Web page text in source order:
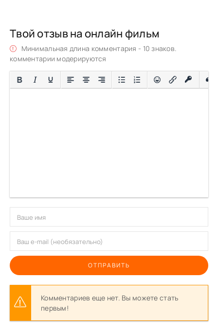
Твой отзыв на онлайн фильм
Минимальная длина комментария - 10 знаков.
комментарии модерируются
ОТПРАВИТЬ
Комментариев еще нет. Вы можете стать
первым!